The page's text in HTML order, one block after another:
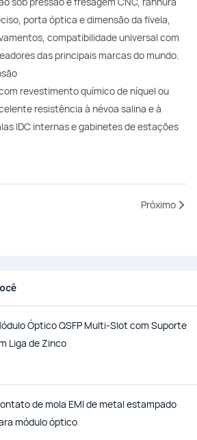
porta óptica e dimensão da fivela,
compatibilidade universal com
das principais marcas do mundo.
revestimento químico de níquel ou
resistência à névoa salina e à
IDC internas e gabinetes de estações
Próximo
Óptico QSFP Multi-Slot com Suporte
Liga de Zinco
de mola EMI de metal estampado
módulo óptico